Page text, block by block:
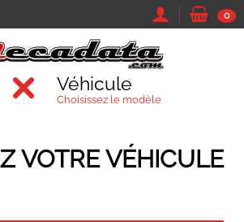
0
Véhicule
Choisissez le modèle
VOTRE VÉHICULE